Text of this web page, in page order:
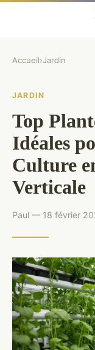
Accueil›Jardin
JARDIN
Top
Idéales
Culture
Verticale
Paul — 18 février